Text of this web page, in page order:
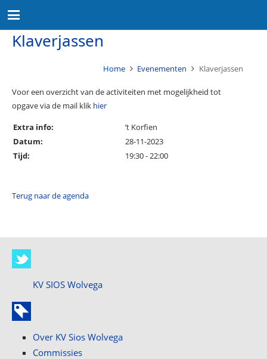
Klaverjassen
Home Evenementen Klaverjassen
Voor een overzicht van de activiteiten met mogelijkheid tot
opgave via de mail klik hier
Extra info:
’t Korfien
Datum:
28-11-2023
Tijd:
19:30 - 22:00
Terug naar de agenda
KV SIOS Wolvega
Over KV Sios Wolvega
Commissies